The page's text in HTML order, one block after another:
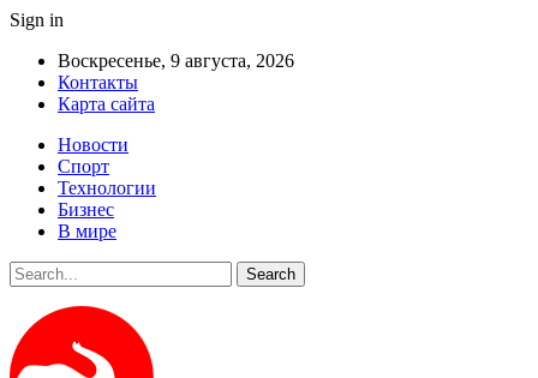
Sign in
Воскресенье, 9 августа, 2026
Контакты
Карта сайта
Новости
Спорт
Технологии
Бизнес
В мире